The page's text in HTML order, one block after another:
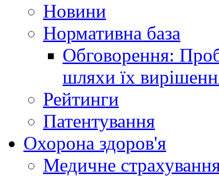
Новини
Нормативна база
Обговорення:
шляхи їх
Рейтинги
Патентування
Охорона здоров'я
Медичне